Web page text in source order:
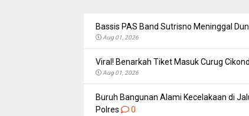
Bassis PAS Band Sutrisno Meninggal
Aug 01, 2026
Viral! Benarkah Tiket Masuk Curug
Aug 01, 2026
Buruh Bangunan Alami Kecelakaan di
Polres
0